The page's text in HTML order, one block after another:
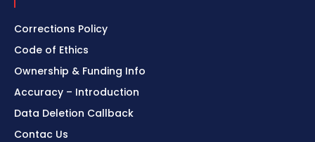
Corrections Policy
Code of Ethics
Ownership & Funding Info
Accuracy – Introduction
Data Deletion Callback
Contac Us